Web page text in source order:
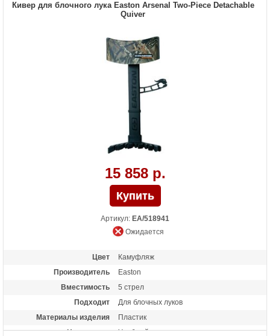
кивера по вертикали и горизонтали
Кивер для блочного лука Easton Arsenal Two-Piece Detachable
Quiver
15 858 р.
Артикул: EA/518941
Ожидается
Цвет
Камуфляж
Производитель
Easton
Вместимость
5 стрел
Подходит
Для блочных луков
Материалы изделия
Пластик
Назначение
Удобный чехол для транспортировки